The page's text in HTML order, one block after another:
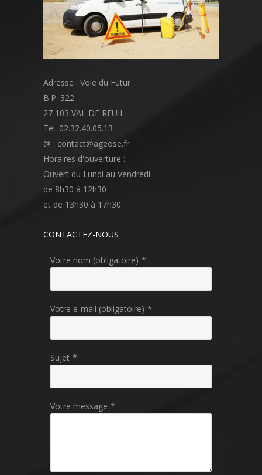
Adresse : Voie du Futur
B.P. 322
27 103 VAL DE REUIL
Tél. 02.32.40.05.13
@ : contact@ageose.fr
Horaires d'ouverture :
Ouvert du Lundi au Vendredi
de 8h30 à 12h30
et de 13h30 à 17h30
CONTACTEZ-NOUS
Votre nom (obligatoire) *
Votre e-mail (obligatoire) *
Sujet *
Votre message *